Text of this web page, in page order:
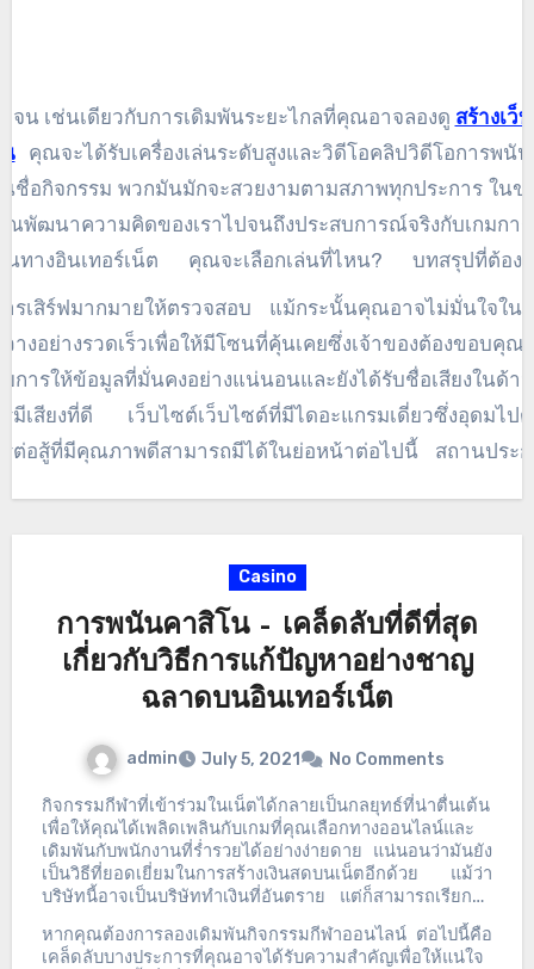
นจน เช่นเดียวกับการเดิมพันระยะไกลที่คุณอาจลองดู สร้างเว็
คุณจะได้รับเครื่องเล่นระดับสูงและวิดีโอคลิปวิดีโอการพนั
ชื่อกิจกรรม พวกมันมักจะสวยงามตามสภาพทุกประการ ใน
พัฒนาความคิดของเราไปจนถึงประสบการณ์จริงกับเกมการ
ทางอินเทอร์เน็ต คุณจะเลือกเล่นที่ไหน? บทสรุปที่ต้อง
ติตามในเครื่องมือค้นหาสำคัญๆ หรือ Google หรือโปรแ
รวมข้อมูลเว็บไซต์อินเทอร์เน็ตอื่น ๆ ที่คุณอาจชอบ จะย้ายไ
ารเดิมพันแบบอื่น คุณอาจพิจารณาหนึ่งในสิ่งที่ยอดเยี่ยมเ
ละใช้จ่ายสิ่งเล็กน้อยเพื่อพิจารณาถึงลักษณะที่หัววัวกำลัง
อนตัวไปสู่สมบัติของลักษณะก่อนหน้านี้โดยเฉพาะ คุณจะพ
และเปิดเผยความต้องการของคุณเกี่ยวกับตัวเลือกคำแนะนำ
วยคุณในการสร้างความคิดของคุณ
รเสิร์ฟมากมายให้ตรวจสอบ แม้กระนั้นคุณอาจไม่มั่นใจใน
างอย่างรวดเร็วเพื่อให้มีโซนที่คุ้นเคยซึ่งเจ้าของต้องขอบคุณ
การให้ข้อมูลที่มั่นคงอย่างแน่นอนและยังได้รับชื่อเสียงในด้าน
มีเสียงที่ดี เว็บไซต์เว็บไซต์ที่มีไดอะแกรมเดี่ยวซึ่งอุดมไป
ต่อสู้ที่มีคุณภาพดีสามารถมีได้ในย่อหน้าต่อไปนี้ สถานประ
ได้เสริม ผู้คนจำนวนหนึ่งมั่นใจว่าอัจฉริยะ โดยเฉพาะอย่าง
วามบันเทิงจะเข้ามาเติมเต็มคาสิโนเพราะพวกเขามีขอบเขต
มายในการจัดการความรู้สึกและการสาธิตที่ชัดเจน
Casino
การพนันคาสิโน – เคล็ดลับที่ดีที่สุด
เกี่ยวกับวิธีการแก้ปัญหาอย่างชาญ
ฉลาดบนอินเทอร์เน็ต
admin July 5, 2021 No Comments
กิจกรรมกีฬาที่เข้าร่วมในเน็ตได้กลายเป็นกลยุทธ์ที่น่าตื่นเต้น
เพื่อให้คุณได้เพลิดเพลินกับเกมที่คุณเลือกทางออนไลน์และ
เดิมพันกับพนักงานที่ร่ำรวยได้อย่างง่ายดาย
แน่นอนว่ามันยัง
เป็นวิธีที่ยอดเยี่ยมในการสร้างเงินสดบนเน็ตอีกด้วย
แม้ว่า
บริษัทนี้อาจเป็นบริษัททำเงินที่อันตราย
แต่ก็สามารถเรียกได้
ว่าเป็นกลยุทธ์ที่น่าเพลิดเพลินในการเพลิดเพลินกับวิดีโอเกม
ที่ชื่นชอบมากขึ้น
หากคุณต้องการลองเดิมพันกิจกรรมกีฬาออนไลน์ ต่อไปนี้คือ
เคล็ดลับบางประการที่คุณอาจได้รับความสำคัญเพื่อให้แน่ใจ